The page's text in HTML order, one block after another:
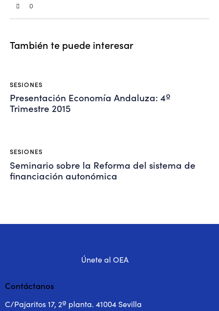
0
También te puede interesar
SESIONES
Presentación Economía Andaluza: 4º
Trimestre 2015
SESIONES
Seminario sobre la Reforma del sistema de
financiación autonómica
Únete al OEA
Contáctanos
C/Pajaritos 17, 2ª planta. 41004 Sevilla